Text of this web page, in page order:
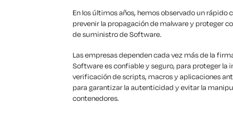
En los últimos años, hemos observado un
prevenir la propagación de malware y proteger
de suministro de Software.
Las empresas dependen cada vez más de la
Software es confiable y seguro, para proteger la
verificación de scripts, macros y aplicaciones
para garantizar la autenticidad y evitar la
contenedores.